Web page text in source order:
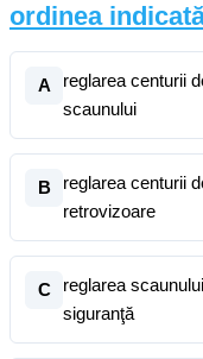
ordinea
A
reglarea centurii
scaunului
B
reglarea centurii
retrovizoare
C
reglarea
siguranţă